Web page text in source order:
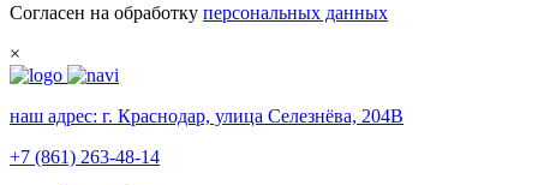
Согласен на обработку персональных данных
×
наш адрес: г. Краснодар, улица Селезнёва, 204В
+7 (861) 263-48-14